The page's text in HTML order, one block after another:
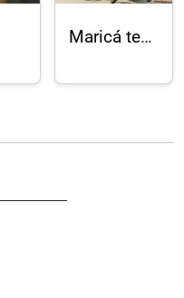
Maricá tem
número de
em 23